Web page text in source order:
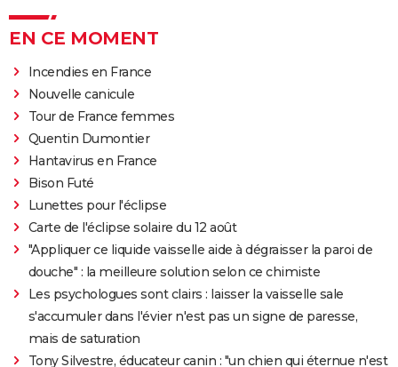
EN CE MOMENT
Incendies en France
Nouvelle canicule
Tour de France femmes
Quentin Dumontier
Hantavirus en France
Bison Futé
Lunettes pour l'éclipse
Carte de l'éclipse solaire du 12 août
"Appliquer ce liquide vaisselle aide à dégraisser la paroi de
douche" : la meilleure solution selon ce chimiste
Les psychologues sont clairs : laisser la vaisselle sale
s'accumuler dans l'évier n'est pas un signe de paresse,
mais de saturation
Tony Silvestre, éducateur canin : "un chien qui éternue n'est